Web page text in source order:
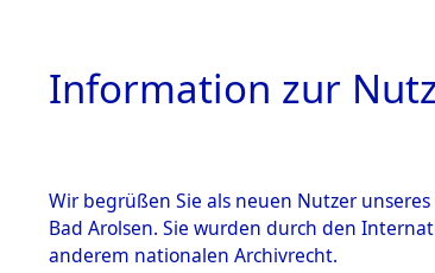
HOME
Information zur
Wir begrüßen Sie als neuen Nutzer
Bad Arolsen. Sie wurden durch den
anderem nationalen Archivrecht.